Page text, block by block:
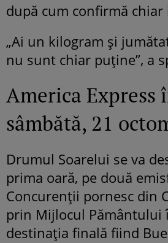
după cum confirmă
„Ai un kilogram și
nu sunt chiar puține”, a
America Express
sâmbătă, 21
Drumul Soarelui se va
prima oară, pe două
Concurenții pornesc din
prin Mijlocul Pământului
destinația finală fiind